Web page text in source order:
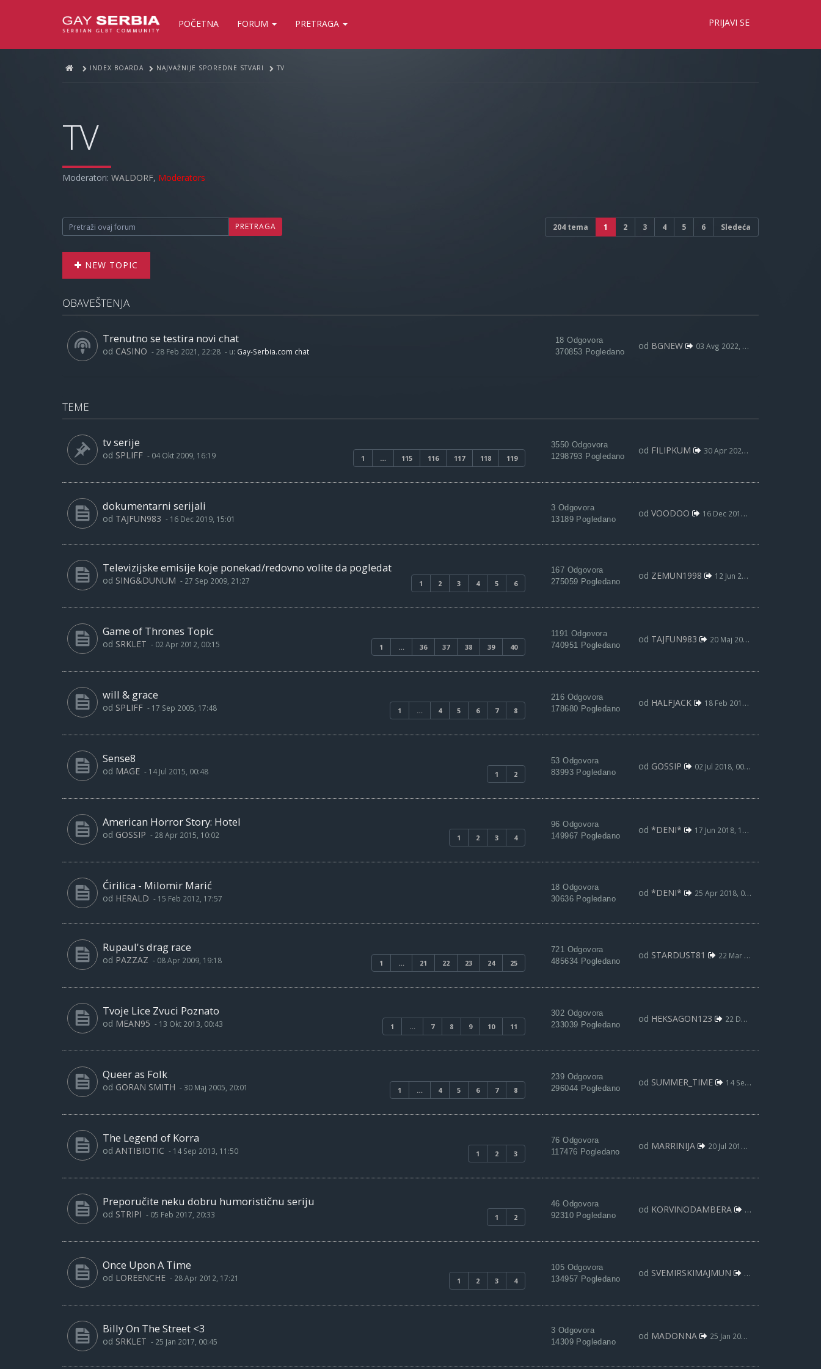
POČETNA FORUM PRETRAGA PRIJAVI SE
INDEX BOARDA NAJVAŽNIJE SPOREDNE STVARI TV
TV
Moderatori: WALDORF, Moderators
PRETRAGA 204 tema 1 2 3 4 5 6 Sledeća
NEW TOPIC
OBAVEŠTENJA
Trenutno se testira novi chat
od CASINO - 28 Feb 2021, 22:28 - u: Gay-Serbia.com chat
18 Odgovora
370853 Pogledano
od BGNEW 03 Avg 2022, 09:59
TEME
tv serije
1 … 115 116 117 118 119
od SPLIFF - 04 Okt 2009, 16:19
3550 Odgovora
1298793 Pogledano
od FILIPKUM 30 Apr 2021, 17:07
dokumentarni serijali
od TAJFUN983 - 16 Dec 2019, 15:01
3 Odgovora
13189 Pogledano
od VOODOO 16 Dec 2019, 22:19
Televizijske emisije koje ponekad/redovno volite da pogledat
1 2 3 4 5 6
od SING&DUNUM - 27 Sep 2009, 21:27
167 Odgovora
275059 Pogledano
od ZEMUN1998 12 Jun 2019, 23:16
Game of Thrones Topic
1 … 36 37 38 39 40
od SRKLET - 02 Apr 2012, 00:15
1191 Odgovora
740951 Pogledano
od TAJFUN983 20 Maj 2019, 17:32
will & grace
1 … 4 5 6 7 8
od SPLIFF - 17 Sep 2005, 17:48
216 Odgovora
178680 Pogledano
od HALFJACK 18 Feb 2019, 00:38
Sense8
1 2
od MAGE - 14 Jul 2015, 00:48
53 Odgovora
83993 Pogledano
od GOSSIP 02 Jul 2018, 00:10
American Horror Story: Hotel
1 2 3 4
od GOSSIP - 28 Apr 2015, 10:02
96 Odgovora
149967 Pogledano
od *DENI* 17 Jun 2018, 11:07
Ćirilica - Milomir Marić
od HERALD - 15 Feb 2012, 17:57
18 Odgovora
30636 Pogledano
od *DENI* 25 Apr 2018, 06:56
Rupaul's drag race
1 … 21 22 23 24 25
od PAZZAZ - 08 Apr 2009, 19:18
721 Odgovora
485634 Pogledano
od STARDUST81 22 Mar 2018, 17:05
Tvoje Lice Zvuci Poznato
1 … 7 8 9 10 11
od MEAN95 - 13 Okt 2013, 00:43
302 Odgovora
233039 Pogledano
od HEKSAGON123 22 Dec 2017, 21:21
Queer as Folk
1 … 4 5 6 7 8
od GORAN SMITH - 30 Maj 2005, 20:01
239 Odgovora
296044 Pogledano
od SUMMER_TIME 14 Sep 2017, 19:10
The Legend of Korra
1 2 3
od ANTIBIOTIC - 14 Sep 2013, 11:50
76 Odgovora
117476 Pogledano
od MARRINIJA 20 Jul 2017, 17:48
Preporučite neku dobru humorističnu seriju
1 2
od STRIPI - 05 Feb 2017, 20:33
46 Odgovora
92310 Pogledano
od KORVINODAMBERA 29 Mar 2017, 16:55
Once Upon A Time
1 2 3 4
od LOREENCHE - 28 Apr 2012, 17:21
105 Odgovora
134957 Pogledano
od SVEMIRSKIMAJMUN 13 Mar 2017, 01:46
Billy On The Street <3
od SRKLET - 25 Jan 2017, 00:45
3 Odgovora
14309 Pogledano
od MADONNA 25 Jan 2017, 00:50